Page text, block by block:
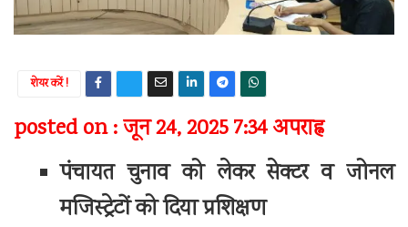
शेयर करें !
posted on : जून 24, 2025 7:34 अपराह्न
पंचायत चुनाव को लेकर सेक्टर व जोनल
मजिस्ट्रेटों को दिया प्रशिक्षण